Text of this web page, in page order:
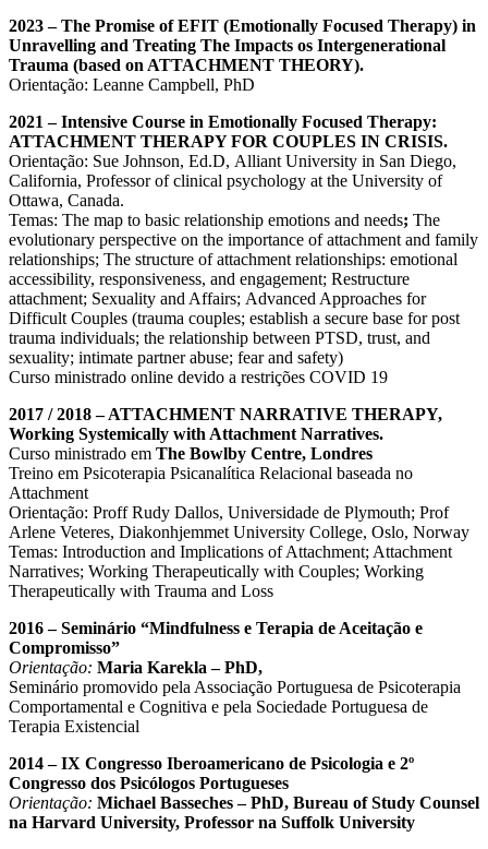
2023 – The Promise of EFIT (Emotionally Focused Therapy) in
Unravelling and Treating The Impacts os Intergenerational
Trauma (based on ATTACHMENT THEORY).
Orientação: Leanne Campbell, PhD
2021 – Intensive Course in Emotionally Focused Therapy:
ATTACHMENT THERAPY FOR COUPLES IN CRISIS.
Orientação: Sue Johnson, Ed.D, Alliant University in San Diego,
California, Professor of clinical psychology at the University of
Ottawa, Canada.
Temas: The map to basic relationship emotions and needs; The
evolutionary perspective on the importance of attachment and family
relationships; The structure of attachment relationships: emotional
accessibility, responsiveness, and engagement; Restructure
attachment; Sexuality and Affairs; Advanced Approaches for
Difficult Couples (trauma couples; establish a secure base for post
trauma individuals; the relationship between PTSD, trust, and
sexuality; intimate partner abuse; fear and safety)
Curso ministrado online devido a restrições COVID 19
2017 / 2018 – ATTACHMENT NARRATIVE THERAPY,
Working Systemically with Attachment Narratives.
Curso ministrado em The Bowlby Centre, Londres
Treino em Psicoterapia Psicanalítica Relacional baseada no
Attachment
Orientação: Proff Rudy Dallos, Universidade de Plymouth; Prof
Arlene Veteres, Diakonhjemmet University College, Oslo, Norway
Temas: Introduction and Implications of Attachment; Attachment
Narratives; Working Therapeutically with Couples; Working
Therapeutically with Trauma and Loss
2016 – Seminário “Mindfulness e Terapia de Aceitação e
Compromisso”
Orientação: Maria Karekla – PhD,
Seminário promovido pela Associação Portuguesa de Psicoterapia
Comportamental e Cognitiva e pela Sociedade Portuguesa de
Terapia Existencial
2014 – IX Congresso Iberoamericano de Psicologia e 2º
Congresso dos Psicólogos Portugueses
Orientação: Michael Basseches – PhD, Bureau of Study Counsel
na Harvard University, Professor na Suffolk University